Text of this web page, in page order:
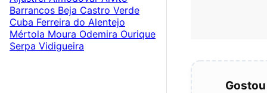
Barrancos Beja Castro Verde
Cuba Ferreira do Alentejo
Mértola Moura Odemira Ourique
Serpa Vidigueira